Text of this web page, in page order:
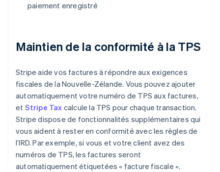
paiement enregistré
Maintien de la conformité à la TPS
Stripe aide vos factures à répondre aux exigences
fiscales de la Nouvelle-Zélande. Vous pouvez ajouter
automatiquement votre numéro de TPS aux factures,
et Stripe Tax calcule la TPS pour chaque transaction.
Stripe dispose de fonctionnalités supplémentaires qui
vous aident à rester en conformité avec les règles de
l’IRD. Par exemple, si vous et votre client avez des
numéros de TPS, les factures seront
automatiquement étiquetées « facture fiscale ».